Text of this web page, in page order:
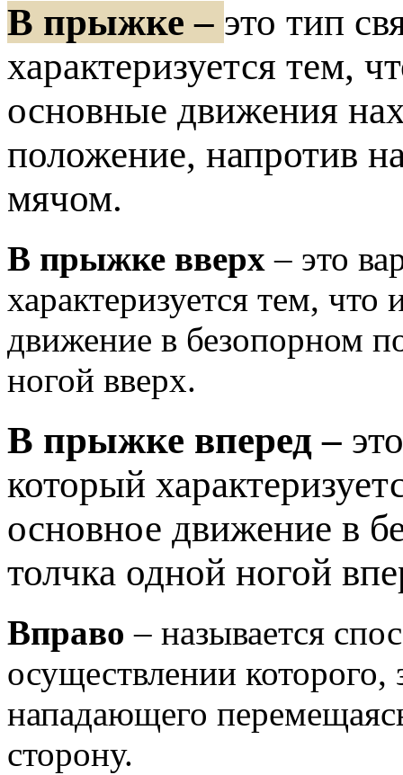
В прыжке – это тип
характеризуется тем,
основные движения
положение, напротив
мячом.
В прыжке вверх – это
характеризуется тем,
движение в безопорном
ногой вверх.
В прыжке вперед –
который
основное движение в
толчка одной ногой
Вправо – называется
осуществлении
нападающего
сторону.